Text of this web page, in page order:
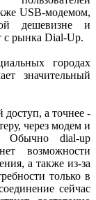
USB-модемом,
дешевизне и
с рынка Dial-Up.
городах
значительный
а точнее -
через модем и
Обычно dial-up
возможности
а также из-за
только в
сейчас